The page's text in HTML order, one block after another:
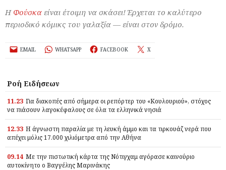
Η Φούσκα είναι έτοιμη να σκάσει! Έρχεται το καλύτερο
περιοδικό κόμικς του γαλαξία — είναι στον δρόμο.
EMAIL WHATSAPP FACEBOOK X
Ροή Ειδήσεων
11.23 Για διακοπές από σήμερα οι ρεπόρτερ του «Κουλουριού», στόχος
να πιάσουν λαγοκέφαλους σε όλα τα ελληνικά νησιά
12.33 Η άγνωστη παραλία με τη λευκή άμμο και τα τιρκουάζ νερά που
απέχει μόλις 17.000 χιλιόμετρα από την Αθήνα
09.14 Με την πιστωτική κάρτα της Νότιγχαμ αγόρασε καινούριο
αυτοκίνητο ο Βαγγέλης Μαρινάκης